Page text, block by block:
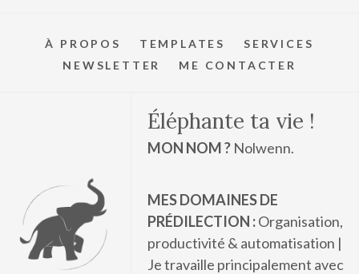
À PROPOS TEMPLATES
SERVICES
NEWSLETTER
ME CONTACTER
Éléphante ta vie !
MON NOM ?Nolwenn.
MES DOMAINES DE
PRÉDILECTION :Organisation,
productivité & automatisation |
Je travaille principalement avec